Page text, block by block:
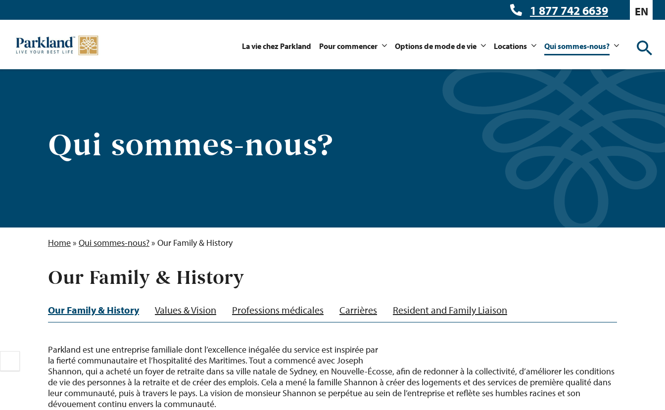
EN
1 877 742 6639
La vie chez Parkland Pour commencer Options de mode de vie Locations Qui sommes-nous?
Qui sommes-nous?
Home» Qui sommes-nous?» Our Family & History
Our Family & History
Our Family & History Values & Vision Professions médicales Carrières Resident and Family Liaison
Parkland est une entreprise familiale dont l’excellence inégalée du service est inspirée par
la fierté communautaire et l’hospitalité des Maritimes. Tout a commencé avec Joseph
Shannon, qui a acheté un foyer de retraite dans sa ville natale de Sydney, en Nouvelle-Écosse, afin de redonner à la collectivité, d’améliorer les conditions
de vie des personnes à la retraite et de créer des emplois. Cela a mené la famille Shannon à créer des logements et des services de première qualité dans
leur communauté, puis à travers le pays. La vision de monsieur Shannon se perpétue au sein de l’entreprise et reflète ses humbles racines et son
dévouement continu envers la communauté.